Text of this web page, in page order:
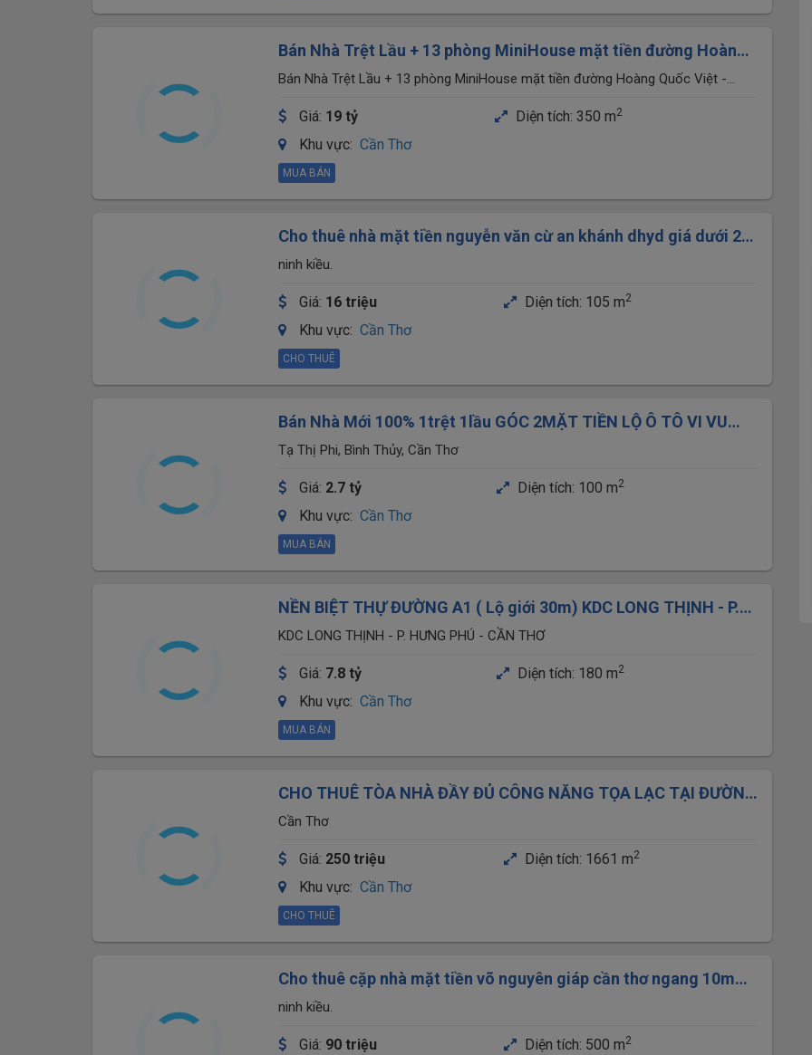
Bán Nhà Trệt Lầu + 13 phòng MiniHouse mặt tiền đường Hoàng
Quốc Việt - Đoạn gần bánh xèo 7 Tới
Bán Nhà Trệt Lầu + 13 phòng MiniHouse mặt tiền đường Hoàng Quốc Việt -
Giá: 19 tỷ Diện tích: 350 m2
Khu vực: Cần Thơ
MUA BÁN
Cho thuê nhà mặt tiền nguyễn văn cừ an khánh dhyd giá dưới 20
triệu
ninh kiều.
Giá: 16 triệu Diện tích: 105 m2
Khu vực: Cần Thơ
CHO THUÊ
Bán Nhà Mới 100% 1trệt 1lầu GÓC 2MẶT TIỀN LỘ Ô TÔ VI VU
gần đại học FPT Cần Thơ
Tạ Thị Phi, Bình Thủy, Cần Thơ
Giá: 2.7 tỷ Diện tích: 100 m2
Khu vực: Cần Thơ
MUA BÁN
NỀN BIỆT THỰ ĐƯỜNG A1 ( Lộ giới 30m) KDC LONG THỊNH - P.
HƯNG PHÚ ( Mới)- TP. CẦN THƠKDC LONG THỊNH - P. HƯNG PHÚ - CẦN THƠ
Giá: 7.8 tỷ Diện tích: 180 m2
Khu vực: Cần Thơ
MUA BÁN
CHO THUÊ TÒA NHÀ ĐẦY ĐỦ CÔNG NĂNG TỌA LẠC TẠI ĐƯỜNG
TRẦN HƯNG ĐẠO CẦN THƠ
Cần Thơ
Giá: 250 triệu Diện tích: 1661 m2
Khu vực: Cần Thơ
CHO THUÊ
Cho thuê cặp nhà mặt tiền võ nguyên giáp cần thơ ngang 10m
giá dưới 100 triệu
ninh kiều.
Giá: 90 triệu Diện tích: 500 m2